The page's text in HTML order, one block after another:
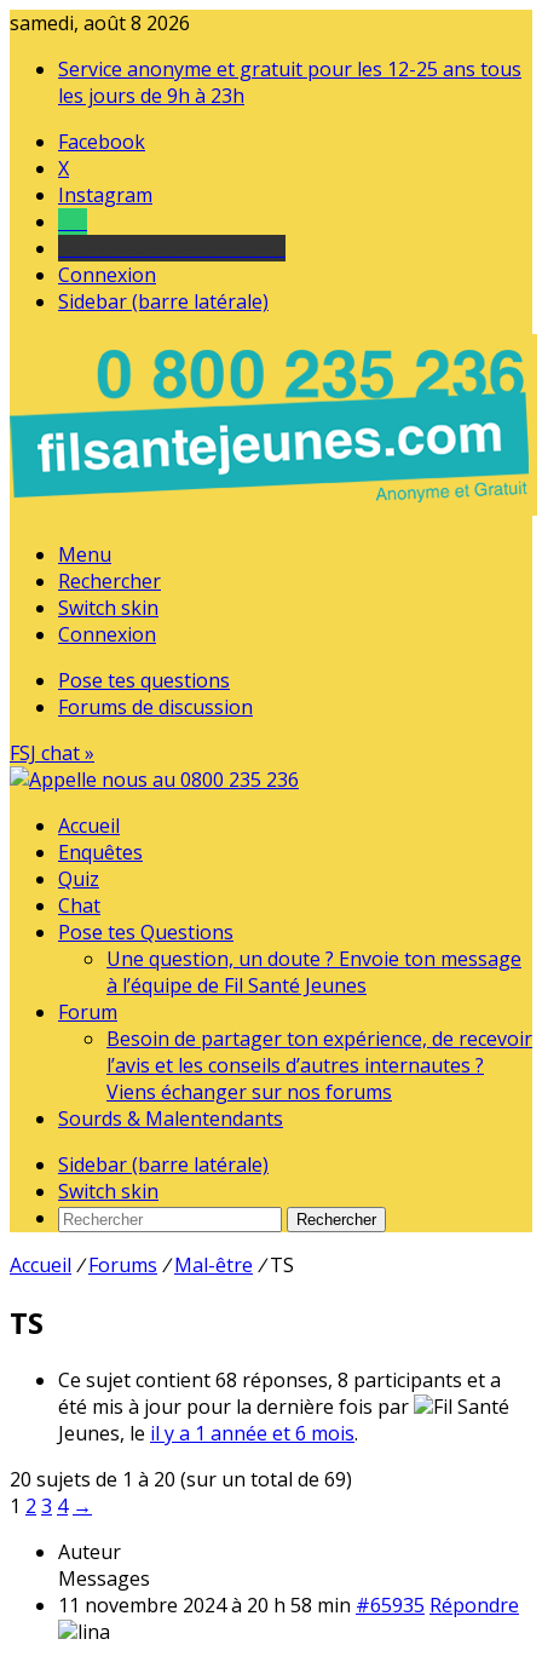
samedi, août 8 2026
Service anonyme et gratuit pour les 12-25 ans tous
les jours de 9h à 23h
Facebook
X
Instagram
Connexion
Sidebar (barre latérale)
Menu
Rechercher
Switch skin
Connexion
Pose tes questions
Forums de discussion
FSJ chat »
Accueil
Enquêtes
Quiz
Chat
Pose tes Questions
Une question, un doute ? Envoie ton message
à l’équipe de Fil Santé Jeunes
Forum
Besoin de partager ton expérience, de recevoir
l’avis et les conseils d’autres internautes ?
Viens échanger sur nos forums
Sourds & Malentendants
Sidebar (barre latérale)
Switch skin
Rechercher
Accueil / Forums / Mal-être / TS
TS
Ce sujet contient 68 réponses, 8 participants et a
été mis à jour pour la dernière fois par
Fil Santé
Jeunes, le il y a 1 année et 6 mois.
20 sujets de 1 à 20 (sur un total de 69)
1 2 3 4 →
Auteur
Messages
11 novembre 2024 à 20 h 58 min #65935 Répondre
lina